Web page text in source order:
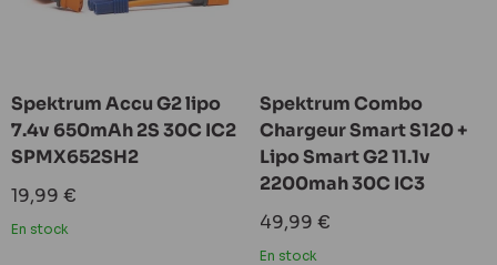
Spektrum Accu G2 lipo
7.4v 650mAh 2S 30C IC2
SPMX652SH2
Prix
réduit
19,99 €
En stock
Spektrum Combo
Chargeur Smart S120 +
Lipo Smart G2 11.1v
2200mah 30C IC3
Prix
réduit
49,99 €
En stock